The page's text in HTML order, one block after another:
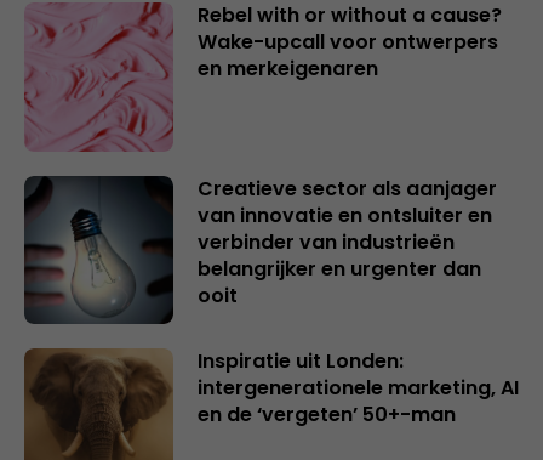
Rebel with or without a cause?
Wake-upcall voor ontwerpers
en merkeigenaren
Creatieve sector als aanjager
van innovatie en ontsluiter en
verbinder van industrieën
belangrijker en urgenter dan
ooit
Inspiratie uit Londen:
intergenerationele marketing, AI
en de ‘vergeten’ 50+-man